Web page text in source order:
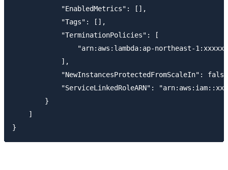
            "EnabledMetrics": [],
            "Tags": [],
            "TerminationPolicies": [
"arn:aws:lambda:ap-northeast-
            ],
"NewInstancesProtectedFromScaleIn":
"ServiceLinkedRoleARN":
        }
    ]